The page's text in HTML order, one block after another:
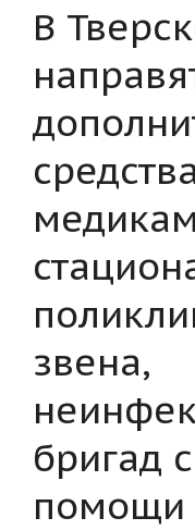
В
медикам
звена,
бригад
помощи